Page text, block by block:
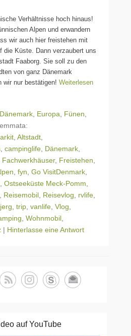
Verhältnisse hoch hinaus!
Alpen und erwandern
wir auch hier freistehen mit
die Küste. Dann verzaubert uns
Faaborg. Sie soll zu den
von ganz Dänemark
wir nur bestätigen! Weiterlesen
Dänemark Europa Fünen
Altstadt
campinglife Dänemark
Fachwerkhäuser, Freistehen
fyn Go VisitDenmark
Ostseeküste Meck-Pomm
Reisemobil Reisevlog rvlife
trip vanlife Vlog
Wohnmobil
| Hinterlasse eine Antwort
auf YouTube